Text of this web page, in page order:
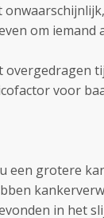
om iemand
overgedragen
voor
een grotere
in het